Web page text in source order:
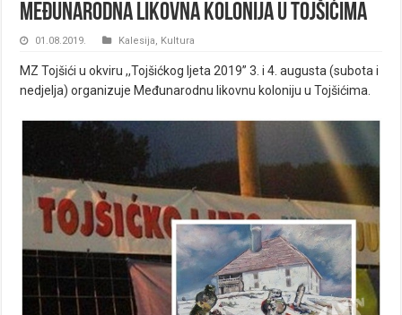
Međunarodna likovna kolonija u Tojšićima
01.08.2019. Kalesija, Kultura
MZ Tojšići u okviru ,,Tojšićkog ljeta 2019” 3. i 4. augusta (subota i
nedjelja) organizuje Međunarodnu likovnu koloniju u Tojšićima.